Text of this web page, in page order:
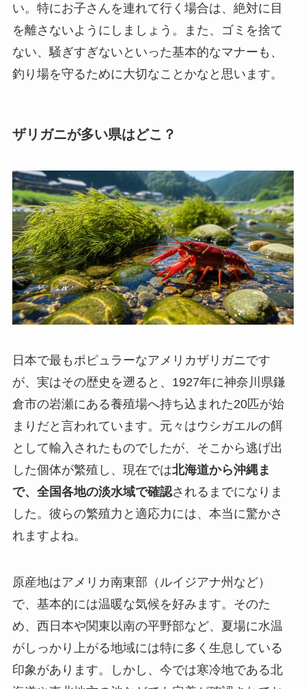
い。特にお子さんを連れて行く場合は、絶対に目
を離さないようにしましょう。また、ゴミを捨て
ない、騒ぎすぎないといった基本的なマナーも、
釣り場を守るために大切なことかなと思います。
ザリガニが多い県はどこ？
日本で最もポピュラーなアメリカザリガニです
が、実はその歴史を遡ると、1927年に神奈川県鎌
倉市の岩瀬にある養殖場へ持ち込まれた20匹が始
まりだと言われています。元々はウシガエルの餌
として輸入されたものでしたが、そこから逃げ出
した個体が繁殖し、現在では北海道から沖縄ま
で、全国各地の淡水域で確認されるまでになりま
した。彼らの繁殖力と適応力には、本当に驚かさ
れますよね。
原産地はアメリカ南東部（ルイジアナ州など）
で、基本的には温暖な気候を好みます。そのた
め、西日本や関東以南の平野部など、夏場に水温
がしっかり上がる地域には特に多く生息している
印象があります。しかし、今では寒冷地である北